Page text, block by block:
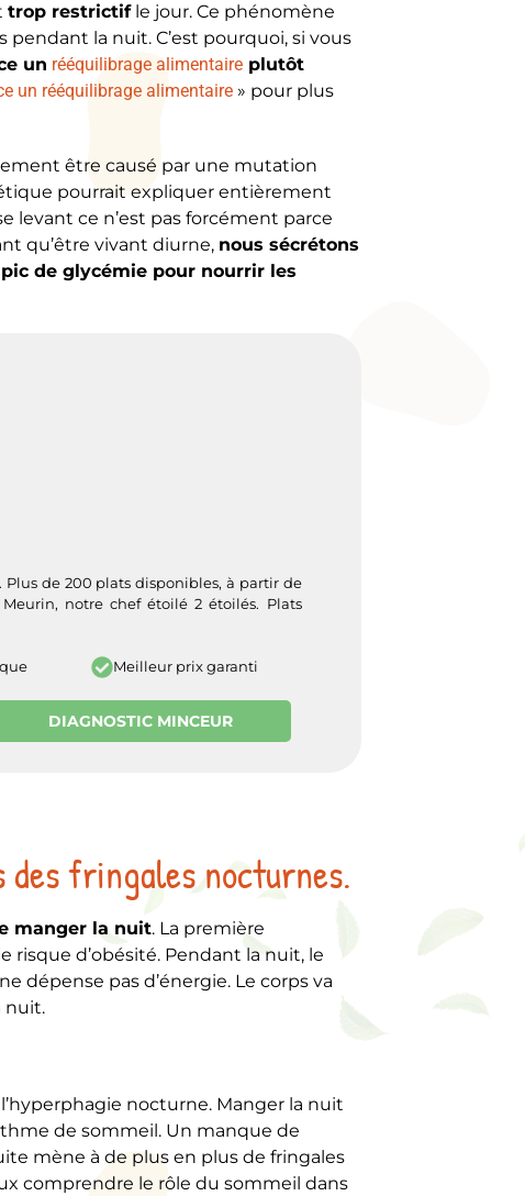
trop restrictifle jour. Ce phénomène
la nuit. C’est pourquoi, si vous
un rééquilibrage alimentaireplutôt
un rééquilibrage alimentaire» pour plus
être causé par une mutation
pourrait expliquer entièrement
levant ce n’est pas forcément parce
qu’être vivant diurne, nous sécrétons
de glycémie pour nourrir les
de 200 plats disponibles, à partir de
notre chef étoilé 2 étoilés. Plats
Meilleur prix garanti
DIAGNOSTIC MINCEUR
des fringales nocturnes.
manger la nuit. La première
risque d’obésité. Pendant la nuit, le
dépense pas d’énergie. Le corps va
nuit.
nocturne. Manger la nuit
de sommeil. Un manque de
mène à de plus en plus de fringales
comprendre le rôle du sommeil dans